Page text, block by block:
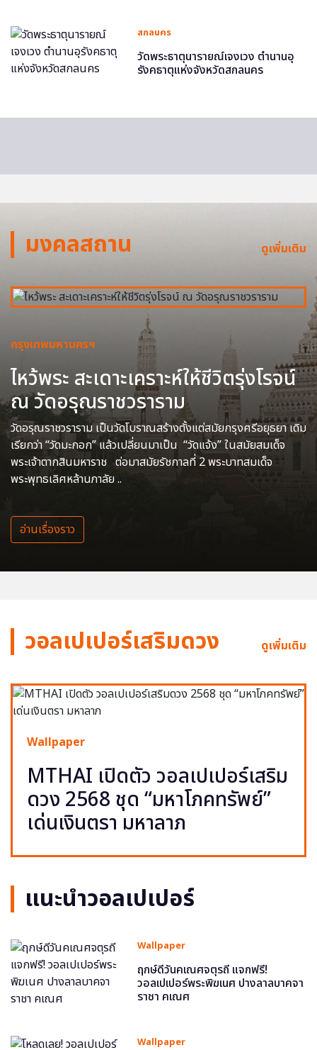
สกลนคร
วัดพระธาตุนารายณ์เจงเวง ตำนานอุ
รังคธาตุแห่งจังหวัดสกลนคร
มงคลสถาน ดูเพิ่มเติม
กรุงเทพมหานครฯ
ไหว้พระ สะเดาะเคราะห์ให้ชีวิตรุ่งโรจน์
ณ วัดอรุณราชวราราม
วัดอรุณราชวราราม เป็นวัดโบราณสร้างตั้งแต่สมัยกรุงศรีอยุธยา เดิม
เรียกว่า “วัดมะกอก” แล้วเปลี่ยนมาเป็น “วัดแจ้ง” ในสมัยสมเด็จ
พระเจ้าตากสินมหาราช ต่อมาสมัยรัชกาลที่ 2 พระบาทสมเด็จ
พระพุทธเลิศหล้านภาลัย ..
อ่านเรื่องราว
วอลเปเปอร์เสริมดวง ดูเพิ่มเติม
Wallpaper
MTHAI เปิดตัว วอลเปเปอร์เสริม
ดวง 2568 ชุด “มหาโภคทรัพย์”
เด่นเงินตรา มหาลาภ
แนะนำวอลเปเปอร์
Wallpaper
ฤกษ์ดีวันคเณศจตุรถี แจกฟรี!
วอลเปเปอร์พระพิฆเนศ ปางลาลบาคจา
ราชา คเณศ
Wallpaper